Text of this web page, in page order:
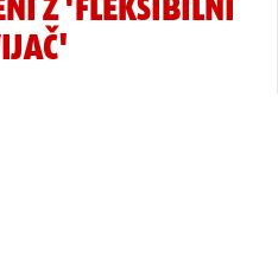
Z 'FLEKSIBILNI